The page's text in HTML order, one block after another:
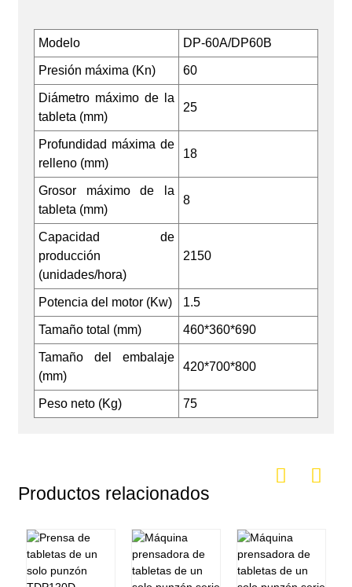
Modelo DP-60A/DP60B
Presión máxima (Kn) 60
Diámetro máximo de la
tableta (mm)
25
Profundidad máxima de
relleno (mm)
18
Grosor máximo de la
tableta (mm)
8
Capacidad de
producción
(unidades/hora)
2150
Potencia del motor (Kw) 1.5
Tamaño total (mm) 460*360*690
Tamaño del embalaje
(mm)
420*700*800
Peso neto (Kg) 75
Productos relacionados